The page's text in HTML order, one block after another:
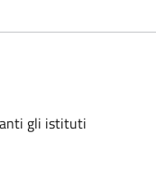
gli istituti